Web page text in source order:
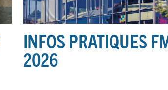
INFOS PRATIQUES
2026